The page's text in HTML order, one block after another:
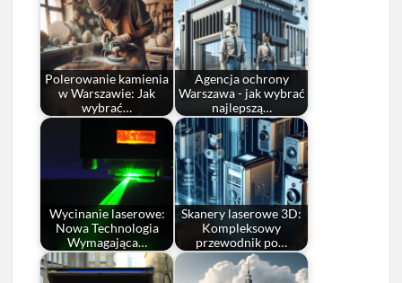
Polerowanie kamienia
w Warszawie: Jak
wybrać…
Agencja ochrony
Warszawa - jak wybrać
najlepszą…
Wycinanie laserowe:
Nowa Technologia
Wymagająca…
Skanery laserowe 3D:
Kompleksowy
przewodnik po…